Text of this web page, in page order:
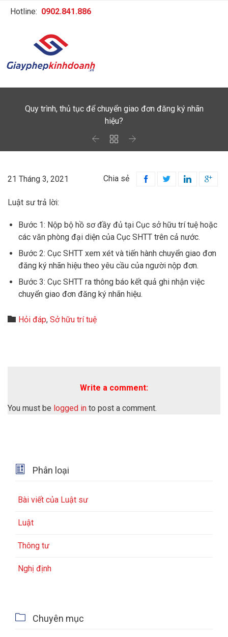
Hotline: 0902.841.886
Quy trình, thủ tục để chuyển giao đơn đăng ký nhãn
hiệu?
  
21 Tháng 3, 2021 Chia sẻ    
Luật sư trả lời:
Bước 1: Nộp bộ hồ sơ đầy đủ tại Cục sở hữu trí tuệ hoặc
các văn phòng đại diện của Cục SHTT trên cả nước.
Bước 2: Cục SHTT xem xét và tiến hành chuyển giao đơn
đăng ký nhãn hiệu theo yêu cầu của người nộp đơn.
Bước 3: Cục SHTT ra thông báo kết quả ghi nhận việc
chuyển giao đơn đăng ký nhãn hiệu.
 Category
Hỏi đáp, Sở hữu trí tuệ
Write a comment:
You must be logged in to post a comment.
 Phân loại
Bài viết của Luật sư
Luật
Thông tư
Nghị định
 Chuyên mục